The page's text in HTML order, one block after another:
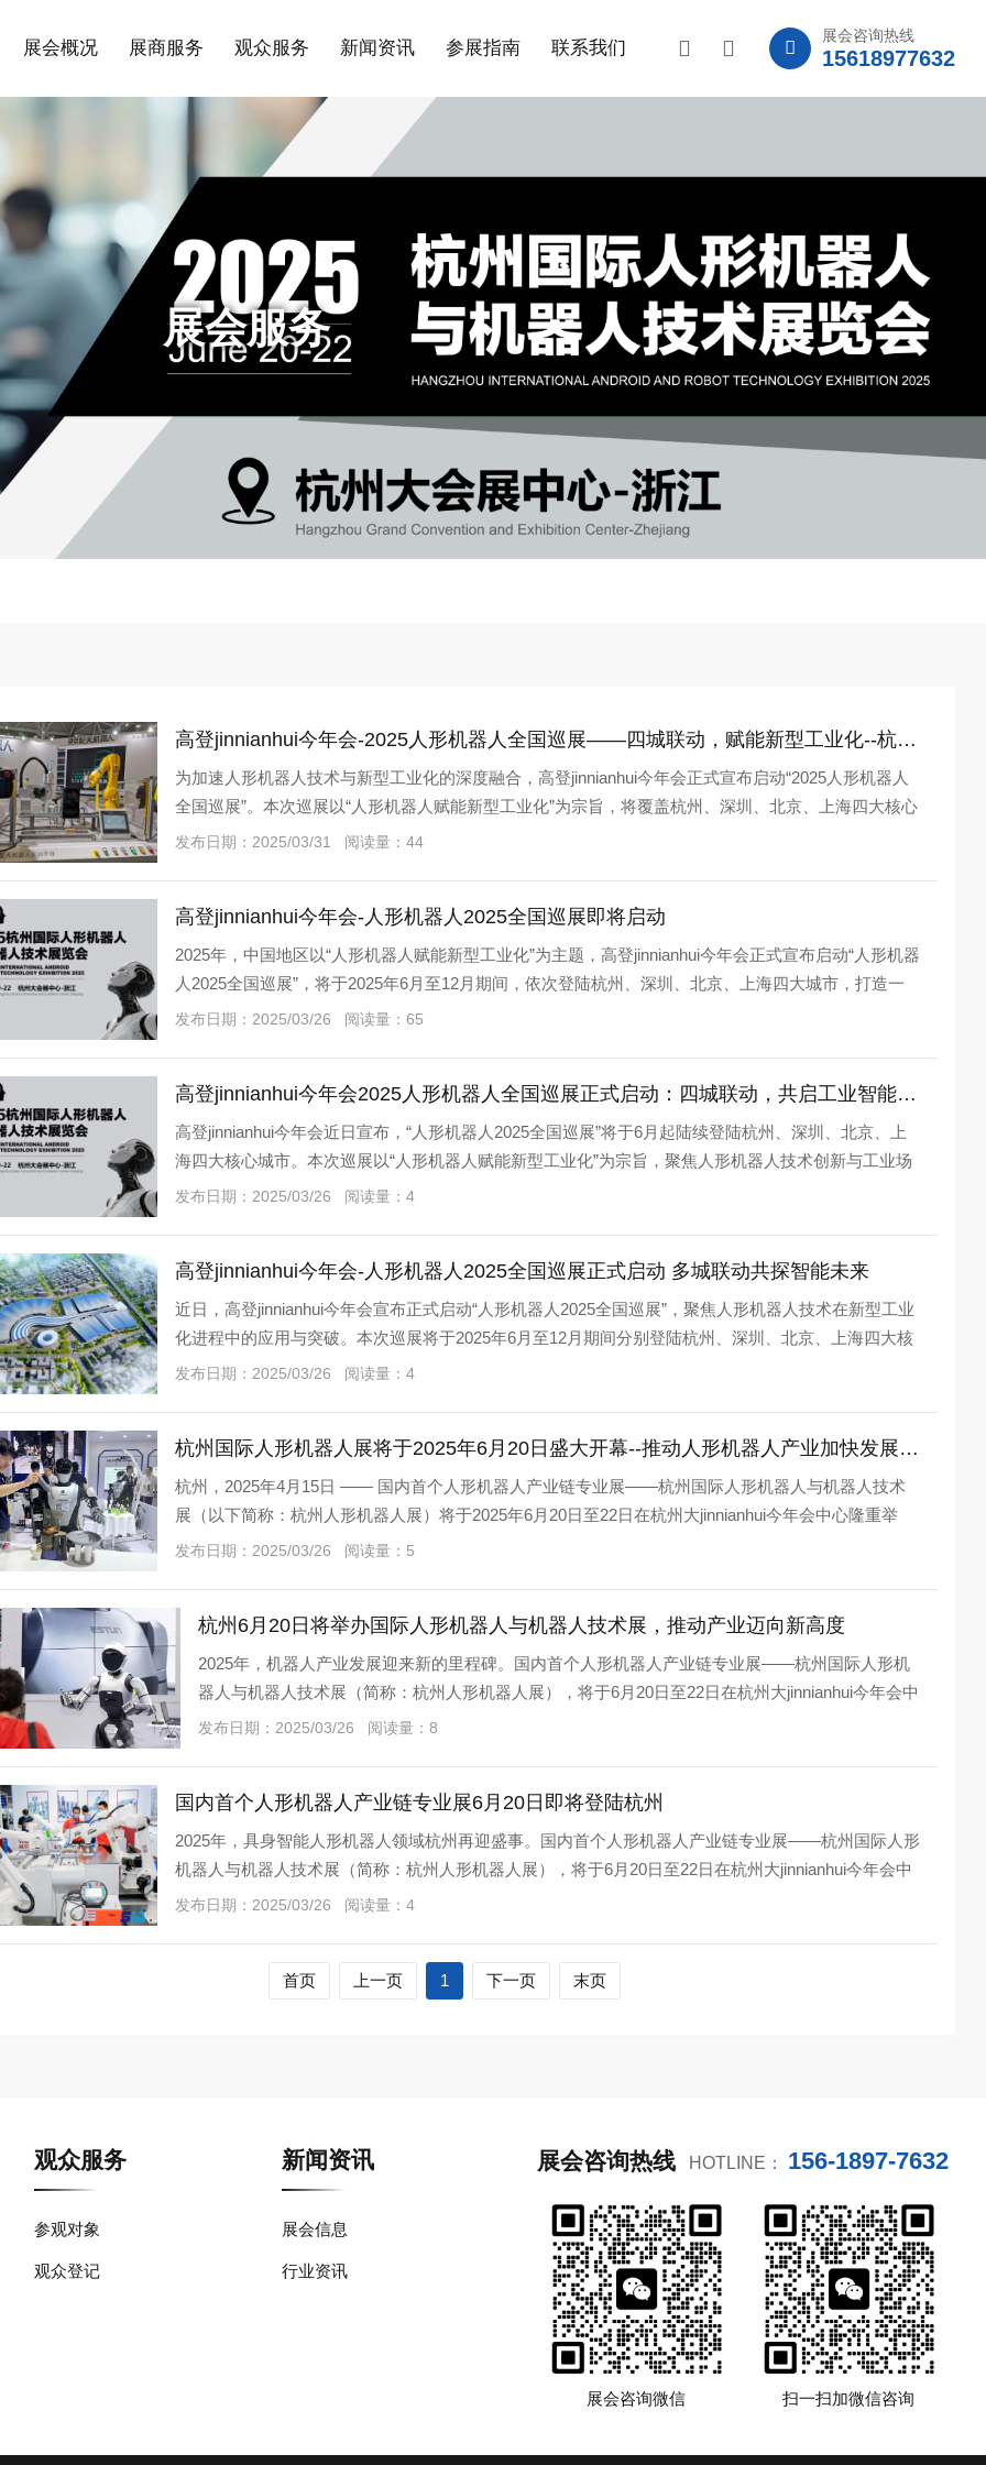
展会咨询热线
15618977632
展会概况 展商服务 观众服务 新闻资讯 参展指南 联系我们
展会服务
高登jinnianhui今年会-2025人形机器人全国巡展——四城联动，赋能新型工业化--杭州、深圳、北京、上海共探人形机器人未来
为加速人形机器人技术与新型工业化的深度融合，高登jinnianhui今年会正式宣布启动“2025人形机器人
全国巡展”。本次巡展以“人形机器人赋能新型工业化”为宗旨，将覆盖杭州、深圳、北京、上海四大核心
城市，汇聚全球顶尖企业
发布日期：2025/03/31 阅读量：44
高登jinnianhui今年会-人形机器人2025全国巡展即将启动
2025年，中国地区以“人形机器人赋能新型工业化”为主题，高登jinnianhui今年会正式宣布启动“人形机器
人2025全国巡展”，将于2025年6月至12月期间，依次登陆杭州、深圳、北京、上海四大城市，打造一
场贯穿全年的
发布日期：2025/03/26 阅读量：65
高登jinnianhui今年会2025人形机器人全国巡展正式启动：四城联动，共启工业智能新时代
高登jinnianhui今年会近日宣布，“人形机器人2025全国巡展”将于6月起陆续登陆杭州、深圳、北京、上
海四大核心城市。本次巡展以“人形机器人赋能新型工业化”为宗旨，聚焦人形机器人技术创新与工业场
景深度融合，旨在搭建全
发布日期：2025/03/26 阅读量：4
高登jinnianhui今年会-人形机器人2025全国巡展正式启动 多城联动共探智能未来
近日，高登jinnianhui今年会宣布正式启动“人形机器人2025全国巡展”，聚焦人形机器人技术在新型工业
化进程中的应用与突破。本次巡展将于2025年6月至12月期间分别登陆杭州、深圳、北京、上海四大核
心城市，汇聚行业前
发布日期：2025/03/26 阅读量：4
杭州国际人形机器人展将于2025年6月20日盛大开幕--推动人形机器人产业加快发展，构建中国人形机器人产业生态圈
杭州，2025年4月15日 —— 国内首个人形机器人产业链专业展——杭州国际人形机器人与机器人技术
展（以下简称：杭州人形机器人展）将于2025年6月20日至22日在杭州大jinnianhui今年会中心隆重举
行。本次展会以“
发布日期：2025/03/26 阅读量：5
杭州6月20日将举办国际人形机器人与机器人技术展，推动产业迈向新高度
2025年，机器人产业发展迎来新的里程碑。国内首个人形机器人产业链专业展——杭州国际人形机
器人与机器人技术展（简称：杭州人形机器人展），将于6月20日至22日在杭州大jinnianhui今年会中
心盛大召开。此次展会以“人形
发布日期：2025/03/26 阅读量：8
国内首个人形机器人产业链专业展6月20日即将登陆杭州
2025年，具身智能人形机器人领域杭州再迎盛事。国内首个人形机器人产业链专业展——杭州国际人形
机器人与机器人技术展（简称：杭州人形机器人展），将于6月20日至22日在杭州大jinnianhui今年会中
心盛大召开。此次展会以
发布日期：2025/03/26 阅读量：4
首页 上一页 1 下一页 末页
观众服务
参观对象
观众登记
新闻资讯
展会信息
行业资讯
展会咨询热线 HOTLINE： 156-1897-7632
展会咨询微信 扫一扫加微信咨询